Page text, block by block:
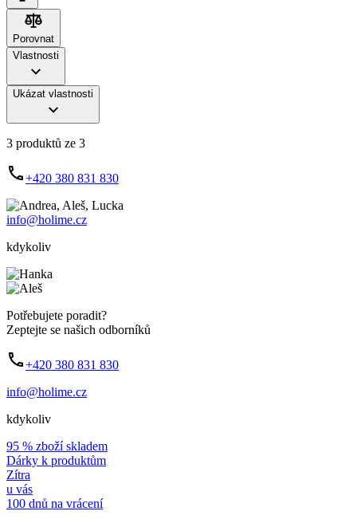
Porovnat
Porovnat
Vlastnosti
Ukázat vlastnosti
3 produktů ze 3
+420 380 831 830
info@holime.cz
kdykoliv
Potřebujete poradit?
Zeptejte se našich odborníků
+420 380 831 830
info@holime.cz
kdykoliv
95 % zboží skladem
Dárky k produktům
Zítra
u vás
100 dnů na vrácení